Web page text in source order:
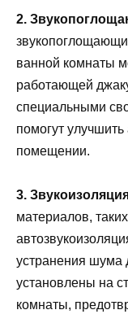
2.
ванной комнаты
работающей
специальными
помогут
помещении.
3.
материалов,
устранения шума
установлены на
комнаты,